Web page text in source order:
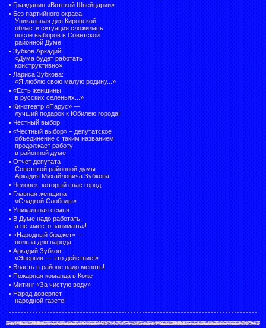
• Гражданин «Вятской Швейцарии»
• Без партийного окраса.
Уникальная для Кировской
области ситуация сложилась
после выборов в Советской
районной Думе
• Зубков Аркадий:
«Дума будет работать
конструктивно»
• Лариса Зубкова:
«Я люблю свою малую родину...»
• «Есть женщины
в русских селеньях...»
• Кинотеатр «Парус» —
лучший подарок к Юбилею города!
• Честный выбор
• «Честный выбор» – депутатское
объединение с таким названием
продолжает работу
в районной думе
• Отчет депутата
Советской районной думы
Аркадия Михайловича Зубкова
• Человек, который спас город
• Главная женщина
«Сладкой Слободы»
• Уникальная семья
• В Думе надо работать,
а не «место занимать»!
• «Народный бюджет» —
польза для народа
• Аркадий Зубков:
«Энергия — это действие!»
• Власть в районе надо менять!
• Пожарная команда в Коже
• Митинг «За чистую воду»
• Народ доверяет
народной газете!